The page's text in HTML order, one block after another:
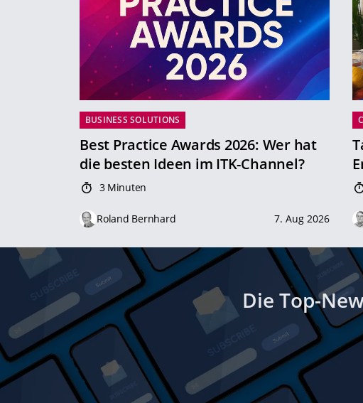
BUSINESS SOLUTIONS
Best Practice Awards 2026: Wer hat
die besten Ideen im ITK-Channel?
3 Minuten
Roland Bernhard 7. Aug 2026
Die Top-